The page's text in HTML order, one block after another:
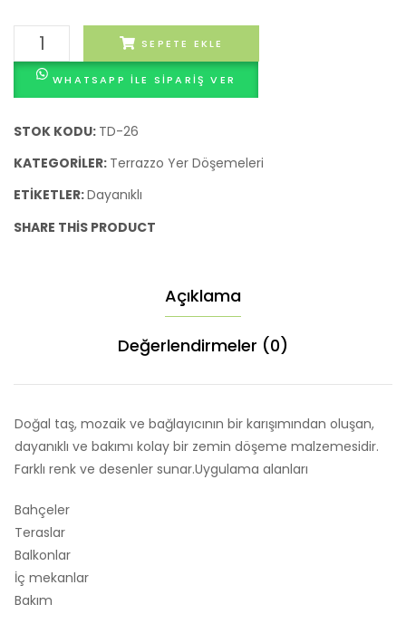
Terrazzo
Yer
Döşemesi
adet
SEPETE EKLE
WHATSAPP ILE SIPARIŞ VER
STOK KODU: TD-26
KATEGORILER: Terrazzo Yer Döşemeleri
ETIKETLER:Dayanıklı
SHARE THIS PRODUCT
Açıklama
Değerlendirmeler (0)
Doğal taş, mozaik ve bağlayıcının bir karışımından oluşan,
dayanıklı ve bakımı kolay bir zemin döşeme malzemesidir.
Farklı renk ve desenler sunar.Uygulama alanları
Bahçeler
Teraslar
Balkonlar
İç mekanlar
Bakım